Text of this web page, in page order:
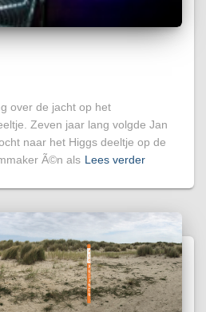
over de jacht op het
Zeven jaar lang volgde Jan
naar het Higgs deeltje op de
Ã©n als Lees verder